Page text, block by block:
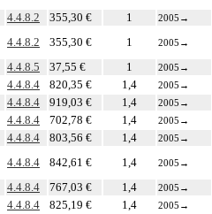
4.4.8.2 355,30 € 1 2005 →
4.4.8.2 355,30 € 1 2005 →
4.4.8.5 37,55 € 1 2005 →
4.4.8.4 820,35 € 1,4 2005 →
4.4.8.4 919,03 € 1,4 2005 →
4.4.8.4 702,78 € 1,4 2005 →
4.4.8.4 803,56 € 1,4 2005 →
4.4.8.4 842,61 € 1,4 2005 →
4.4.8.4 767,03 € 1,4 2005 →
4.4.8.4 825,19 € 1,4 2005 →